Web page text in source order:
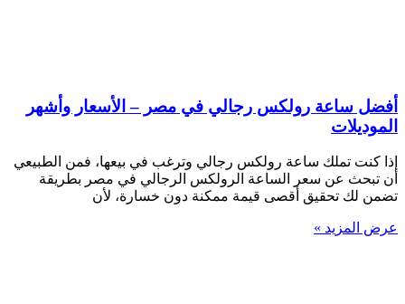
أفضل ساعة رولكس رجالي في مصر – الأسعار وأشهر
الموديلات
إذا كنت تملك ساعة رولكس رجالي وترغب في بيعها، فمن الطبيعي
أن تبحث عن سعر الساعة الرولكس الرجالي في مصر بطريقة
تضمن لك تحقيق أقصى قيمة ممكنة دون خسارة، لأن
عرض المزيد »